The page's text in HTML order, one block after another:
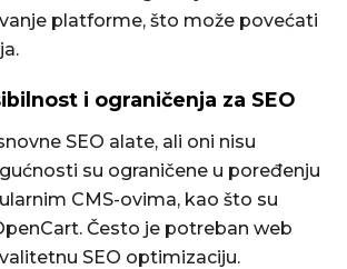
platforme, što može povećati
i ograničenja za SEO
SEO alate, ali oni nisu
su ograničene u poređenju
CMS-ovima, kao što su
Često je potreban web
SEO optimizaciju.